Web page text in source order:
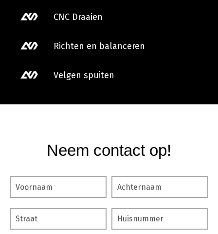
CNC Draaien
Richten en balanceren
Velgen spuiten
Neem contact op!